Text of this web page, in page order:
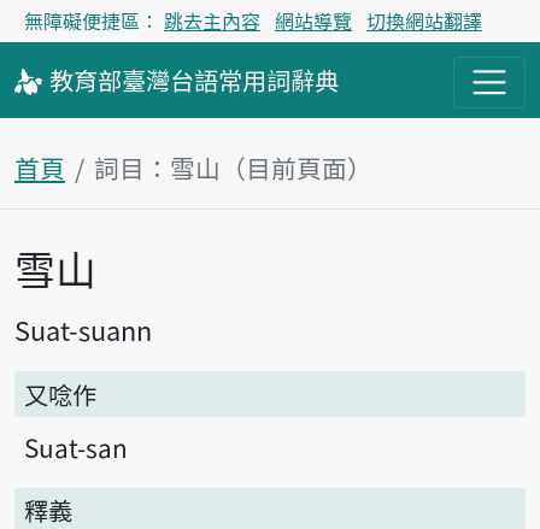
無障礙便捷區： 跳去主內容 網站導覽 切換網站翻譯
教育部臺灣台語常用詞辭典
首頁 詞目：雪山（目前頁面）
主內容區塊
雪山
Suat-suann
又唸作
Suat-san
釋義